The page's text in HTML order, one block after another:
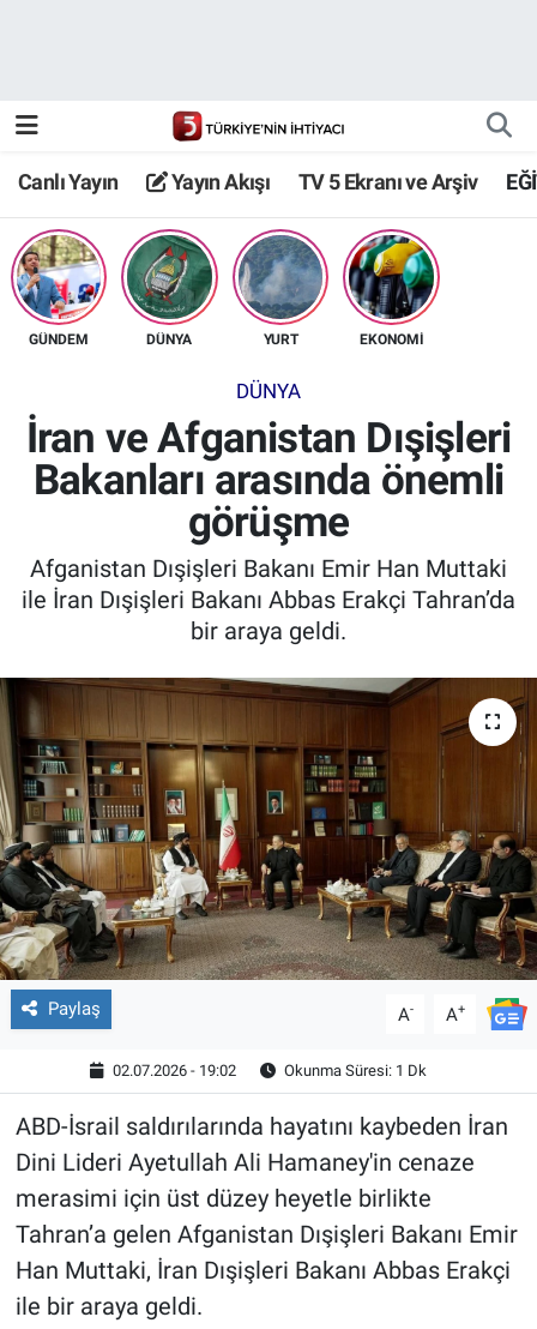
Canlı Yayın Yayın Akışı TV 5 Ekranı ve Arşiv
GÜNDEM DÜNYA YURT EKONOMİ
DÜNYA
İran ve Afganistan Dışişleri
Bakanları arasında önemli
görüşme
Afganistan Dışişleri Bakanı Emir Han Muttaki
ile İran Dışişleri Bakanı Abbas Erakçi Tahran’da
bir araya geldi.
Paylaş A- A+
02.07.2026 - 19:02 Okunma Süresi: 1 Dk
ABD-İsrail saldırılarında hayatını kaybeden İran
Dini Lideri Ayetullah Ali Hamaney'in cenaze
merasimi için üst düzey heyetle birlikte
Tahran’a gelen Afganistan Dışişleri Bakanı Emir
Han Muttaki, İran Dışişleri Bakanı Abbas Erakçi
ile bir araya geldi.
TV 5 Ekranı ve Arşiv